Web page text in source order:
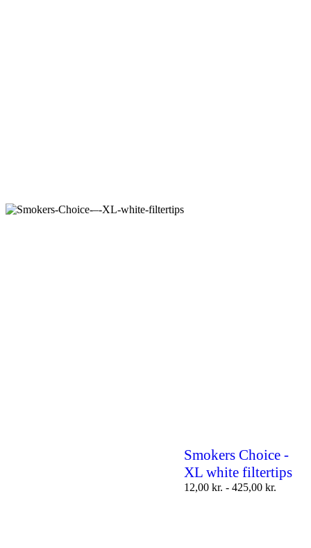
Smokers Choice -
XL white filtertips
12,00 kr. - 425,00 kr.